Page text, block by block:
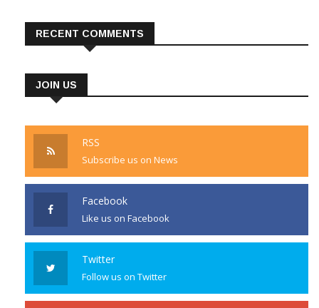
RECENT COMMENTS
JOIN US
RSS
Subscribe us on News
Facebook
Like us on Facebook
Twitter
Follow us on Twitter